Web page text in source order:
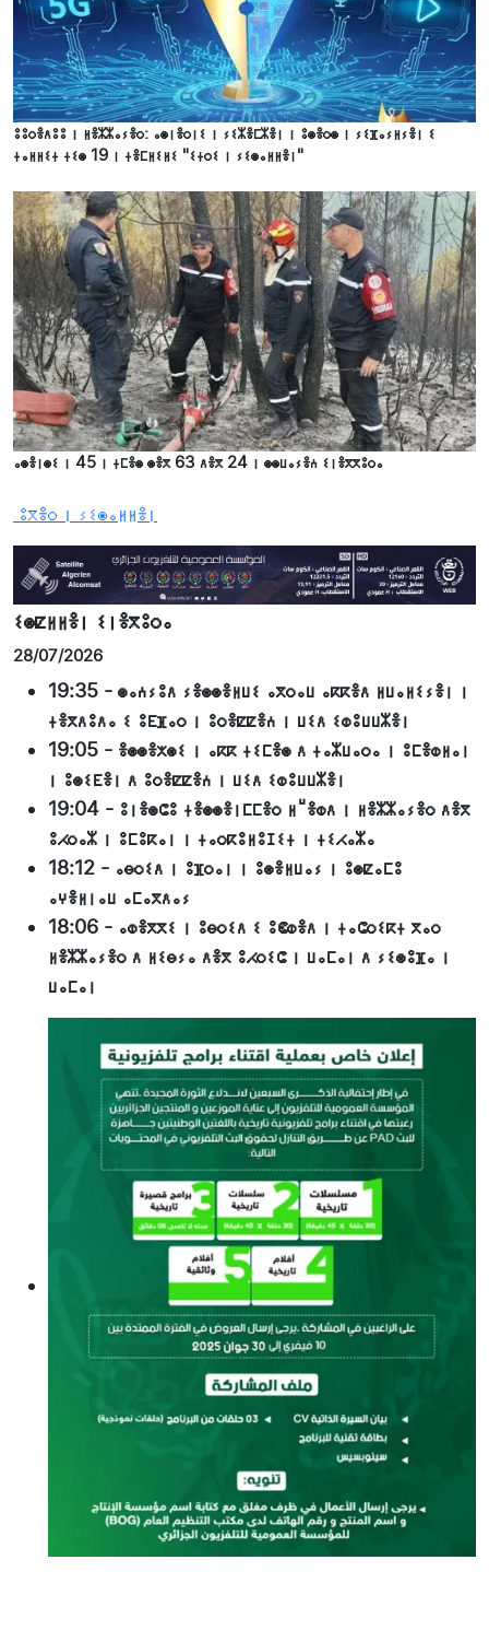
ⵓⵓⵔⴻⴷⵓⵓ ⵏ ⵍⴻⵣⵣⴰⵢⴻⵔ: ⴰⵙⵏⴻⵔⵏⵉ ⵏ ⵢⵉⵣⴻⵎⵣⴻⵏ ⵏ ⵓⵙⴻⵔⵙ ⵏ ⵢⵉⴼⴰⵢⵍⵢⴻⵏ ⵉ
ⵜⴰⵍⵍⵉⵜ ⵜⵉⵙ 19 ⵏ ⵜⴻⵎⵍⵉⵍⵉ "ⵉⵜⵔⵉ ⵏ ⵢⵉⵙⴰⵍⵍⴻⵏ"
ⴰⵙⴻⵏⵙⵉ ⵏ 45 ⵏ ⵜⵎⴻⵙ ⵙⴻⴳ 63 ⴷⴻⴳ 24 ⵏ ⵙⵙⵡⴰⵢⴻⵄ ⵉⵏⴻⴳⴳⵓⵔⴰ
ⵓⴳⴻⵔ ⵏ ⵢⵉⵙⴰⵍⵍⴻⵏ
ⵉⵙⵇⵍⵍⴻⵏ ⵉⵏⴻⴳⵓⵔⴰ
28/07/2026
19:35 - ⵙⴰⵄⵢⵓⴷ ⵢⴻⵙⵙⴻⵍⵡⵉ ⴰⴳⵔⴰⵡ ⴰⴽⴽⴻⴷ ⵍⵡⴰⵍⵉⵢⴻⵏ ⵏ
ⵜⴻⴳⴷⵓⴷⴰ ⵉ ⵓⴹⴼⴰⵔ ⵏ ⵓⵔⴻⵇⵇⴻⵄ ⵏ ⵡⵉⴷ ⵉⵀⵓⵡⵡⵣⴻⵏ
19:05 - ⴻⵙⵙⴻⵅⵙⵉ ⵏ ⴰⴽⴽ ⵜⵉⵎⴻⵙ ⴷ ⵜⴰⵣⵡⴰⵔⴰ ⵏ ⵓⵎⴻⵀⵍⴰⵏ
ⵏ ⵓⵙⵉⴹⴻⵏ ⴷ ⵓⵔⴻⵇⵇⴻⵄ ⵏ ⵡⵉⴷ ⵉⵀⵓⵡⵡⵣⴻⵏ
19:04 - ⵓⵏⴻⵙⵛⵓ ⵜⴻⵙⵙⴻⵏⵎⵎⴻⵔ ⵍⵯⴻⵀⴷ ⵏ ⵍⴻⵣⵣⴰⵢⴻⵔ ⴷⴻⴳ
ⵓⵃⵔⴰⵣ ⵏ ⵓⵎⵓⴽⴰⵏ ⵏ ⵜⴰⵔⴽⵓⵍⵓⵊⵉⵜ ⵏ ⵜⵉⵃⴰⵣⴰ
18:12 - ⴰⴱⵔⵉⴷ ⵏ ⵓⴼⵔⴰⵏ ⵏ ⵓⵙⴻⵍⵡⴰⵢ ⵏ ⵓⵙⵇⴰⵎⵓ
ⴰⵖⴻⵍⵏⴰⵡ ⴰⵎⴰⴳⴷⴰⵢ
18:06 - ⴰⵀⴻⴳⴳⵉ ⵏ ⵓⴱⵔⵉⴷ ⵉ ⵓⵞⵀⴻⴷ ⵏ ⵜⴰⵛⵔⵉⴽⵜ ⴳⴰⵔ
ⵍⴻⵣⵣⴰⵢⴻⵔ ⴷ ⵍⵉⴱⵢⴰ ⴷⴻⴳ ⵓⵃⵔⵉⵛ ⵏ ⵡⴰⵎⴰⵏ ⴷ ⵢⵉⵙⵓⴼⴰ ⵏ
ⵡⴰⵎⴰⵏ